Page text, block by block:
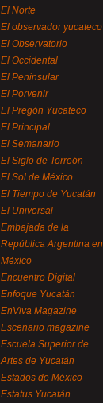
El Norte
El observador yucateco
El Observatorio
El Occidental
El Peninsular
El Porvenir
El Pregón Yucateco
El Principal
El Semanario
El Siglo de Torreón
El Sol de México
El Tiempo de Yucatán
El Universal
Embajada de la
República Argentina en
México
Encuentro Digital
Enfoque Yucatán
EnViva Magazine
Escenario magazine
Escuela Superior de
Artes de Yucatán
Estados de México
Estatus Yucatán